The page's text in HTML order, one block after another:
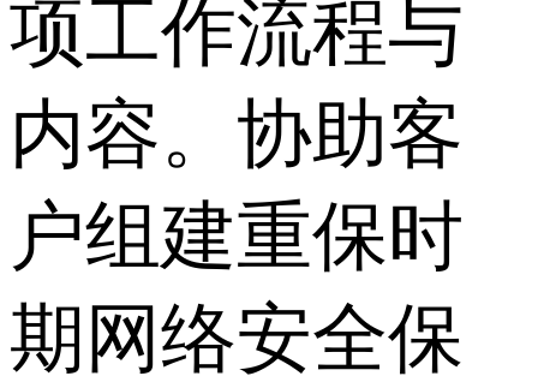
项工作流程与
内容。协助客
户组建重保时
期网络安全保